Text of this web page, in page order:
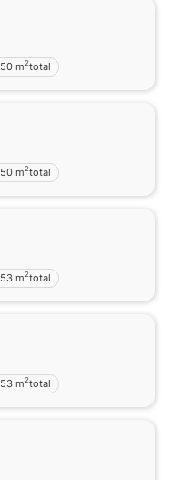
50 m2total
50 m2total
53 m2total
53 m2total